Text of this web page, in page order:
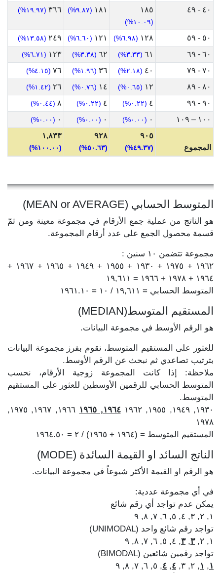
٤٠ - ٤٩ ١٨٥
(١٠.٠٩%)
١٨١ (٩.٨٧%) ٣٦٦ (١٩.٩٧%)
٥٠ - ٥٩ ١٢٨ (٦.٩٨%) ١٢١ (٦.٦٠%) ٢٤٩ (١٣.٥٨%)
٦٠ - ٦٩ ٦١ (٣.٣٣%) ٦٢ (٣.٣٨%) ١٢٣ (٦.٧١%)
٧٠ - ٧٩ ٤٠ (٢.١٨%) ٣٦ (١.٩٦%) ٧٦ (٤.١٥%)
٨٠ - ٨٩ ١٢ (٠.٦٥%) ١٤ (٠.٧٦%) ٢٦ (١.٤٢%)
٩٠ - ٩٩ ٤ (٠.٢٢%) ٤ (٠.٢٢%) ٨ (٠.٤٤%)
١٠٠ – ١٠٩ ٠ (٠.٠٠%) ٠ (٠.٠٠%) ٠ (٠.٠٠%)
المجموع
٩٠٥
(٤٩.٣٧%)
٩٢٨
(٥٠.٦٣%)
١,٨٣٣
(١٠٠.٠٠%)
المتوسط الحسابي (MEAN or AVERAGE)
هو الناتج من عملية جمع الأرقام في مجموعة معينة ومن ثمّ
قسمة محصول الجمع على عدد أرقام المجموعة.
مجموعة تتضمن ١٠ سنين :
١٩٦٢ + ١٩٧٥ + ١٩٣٠ + ١٩٥٥ + ١٩٤٩ + ١٩٦٥ + ١٩٦٧ +
١٩٦٤ + ١٩٧٨ + ١٩٦٦ = ١٩,٦١١
المتوسط الحسابي = ١٩,٦١١ / ١٠ = ١٩٦١.١٠
المستقيم المتوسط(MEDIAN)
هو الرقم الأوسط في مجموعة البيانات.
للعثور على المستقيم المتوسط، نقوم بفرز مجموعة البيانات
بترتيب تصاعدي ثم نبحث عن الرقم الأوسط.
ملاحظة: إذا كانت المجموعة زوجية الأرقام، نحسب
المتوسط الحسابي للرقمين الأوسطين للعثور على المستقيم
المتوسط.
١٩٣٠, ١٩٤٩, ١٩٥٥, ١٩٦٢
١٩٦٤, ١٩٦٥
١٩٦٦, ١٩٦٧, ١٩٧٥,
١٩٧٨
المستقيم المتوسط = (١٩٦٤ + ١٩٦٥) / ٢ = ١٩٦٤.٥٠
الناتج السائد او القيمة السائدة (MODE)
هو الرقم او القيمة الأكثر شيوعاً في مجموعة البيانات.
في أي مجموعة عددية:
يمكن عدم تواجد أي رقم شائع
١, ٢, ٣, ٤, ٥, ٦, ٧, ٨, ٩
تواجد رقم شائع واحد (UNIMODAL)
١, ٢,
٣,٣, ٤, ٥, ٦, ٧, ٨, ٩
تواجد رقمين شائعين (BIMODAL)
١, ١, ٢, ٣, ٤, ٤, ٥, ٦, ٧, ٨, ٩